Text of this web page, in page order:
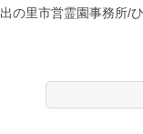
の里市営霊園事務所/